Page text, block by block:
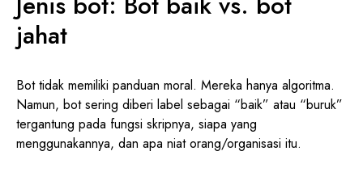
jahat
Bot tidak memiliki panduan moral. Mereka hanya algoritma.
Namun, bot sering diberi label sebagai “baik” atau “buruk”
tergantung pada fungsi skripnya, siapa yang
menggunakannya, dan apa niat orang/organisasi itu.